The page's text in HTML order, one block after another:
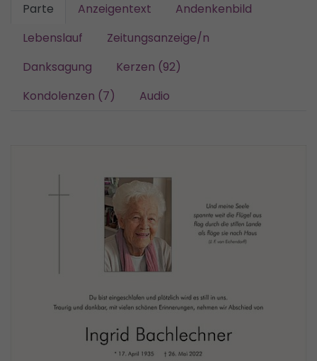
Parte Anzeigentext
Andenkenbild
Lebenslauf
Zeitungsanzeige/n
Danksagung
Kerzen (92)
Kondolenzen (7)
Audio